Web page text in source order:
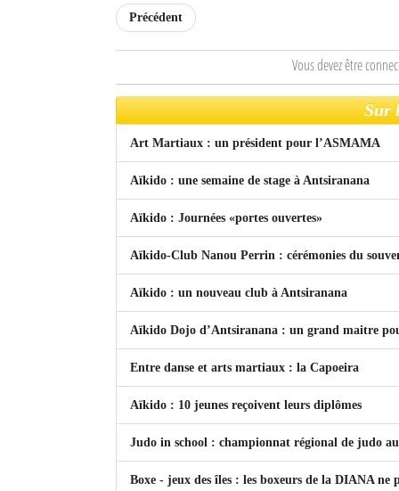
Les Petites Annonces
La Tribune de Diego en PDF
Connexion
Identifiant oublié ?
Précédent
Vous devez être
Sur
Art Martiaux : un président pour l’ASMAMA
Aïkido : une semaine de stage à Antsiranana
Aïkido : Journées «portes ouvertes»
Aïkido-Club Nanou Perrin : cérémonies du
Aïkido : un nouveau club à Antsiranana
Aïkido Dojo d’Antsiranana : un grand maitre
Entre danse et arts martiaux : la Capoeira
Aïkido : 10 jeunes reçoivent leurs diplômes
Judo in school : championnat régional de judo
Boxe - jeux des îles : les boxeurs de la DIANA ne